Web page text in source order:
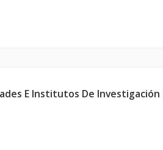
E Institutos De Investigación